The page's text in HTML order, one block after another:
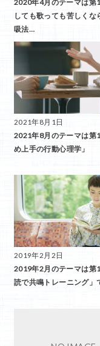
2020年4月のテーマは第
しても歌っても苦しくな
吸法…
2021年8月1日
2021年8月のテーマは第
め上手の行動心理学」
2019年2月2日
2019年2月のテーマは第
読で共鳴トレーニング」